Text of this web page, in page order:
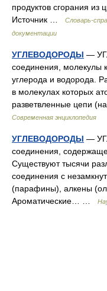
продуктов сгорания
Источник …
Словарь-
документации
УГЛЕВОДОРОДЫ —
соединения, молекулы
углерода и водорода.
в молекулах которых
разветвленные цепи
Современная энциклопедия
УГЛЕВОДОРОДЫ —
соединения,
Существуют тысячи
соединения с
(парафины), алкены
Ароматические… …